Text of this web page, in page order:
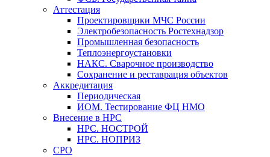
Аттестация
Проектировщики МЧС России
Электробезопасность Ростехнадзор
Промышленная безопасность
Теплоэнергоустановки
НАКС. Сварочное производство
Сохранение и реставрация объектов
Аккредитация
Периодическая
ИОМ. Тестирование ФЦ НМО
Внесение в НРС
НРС. НОСТРОЙ
НРС. НОПРИЗ
СРО